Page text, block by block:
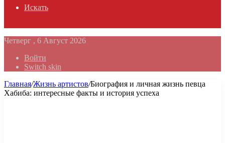
Искать
Четверг , 6 Август 2026
Войти
Switch skin
Главная/Жизнь артистов/Биография и личная жизнь певца
Хабиба: интересные факты и история успеха